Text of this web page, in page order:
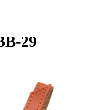
29